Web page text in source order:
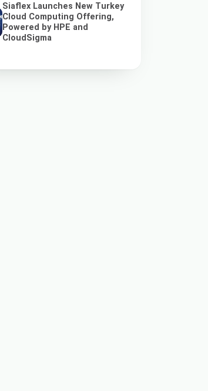
Siaflex Launches New Turkey
Cloud Computing Offering,
Powered by HPE and
CloudSigma